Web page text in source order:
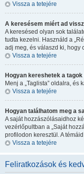
Vissza a tetejére
A keresésem miért ad
A keresésed olyan sok
tudta kezelni. Használd a
adj meg, és válaszd ki, hogy
Vissza a tetejére
Hogyan kereshetek a
Menj a „Taglista” oldalra, és
Vissza a tetejére
Hogyan találhatom meg a
A saját hozzászólásaidhoz
vezérlőpultban a „Saját
profilodon keresztül. A
Vissza a tetejére
Feliratkozások és